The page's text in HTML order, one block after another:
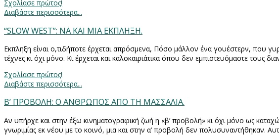
Σχολίασε πρώτος!
Διαβάστε περισσότερα...
“SLOW WEST”: ΝΑ ΚΑΙ ΜΙΑ ΕΚΠΛΗΞΗ.
Εκπληξη είναι ο,τιδήποτε έρχεται απρόσμενα, Πόσο μάλλον ένα γουέστερν, που
τέχνες κι όχι μόνο. Κι έρχεται και καλοκαιριάτικα όπου δεν εμπιστευόμαστε τους
Σχολίασε πρώτος!
Διαβάστε περισσότερα...
Β’ ΠΡΟΒΟΛΗ: Ο ΑΝΘΡΩΠΟΣ ΑΠΟ ΤΗ ΜΑΣΣΑΛΙΑ.
Αν υπήρχε και στην έξω κινηματογραφική ζωή η «β’ προβολή» κι όχι μόνο ως
γνωριμίας εκ νέου με το κοινό, μια και στην α’ προβολή δεν πολυσυναντήθηκαν.